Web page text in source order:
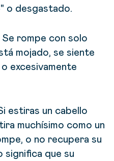
o desgastado.
Se rompe con solo
mojado, se siente
excesivamente
estiras un cabello
muchísimo como un
o no recupera su
significa que su